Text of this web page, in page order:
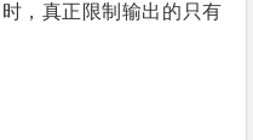
，真正限制输出的只有